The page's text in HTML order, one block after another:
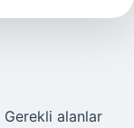
Gerekli alanlar